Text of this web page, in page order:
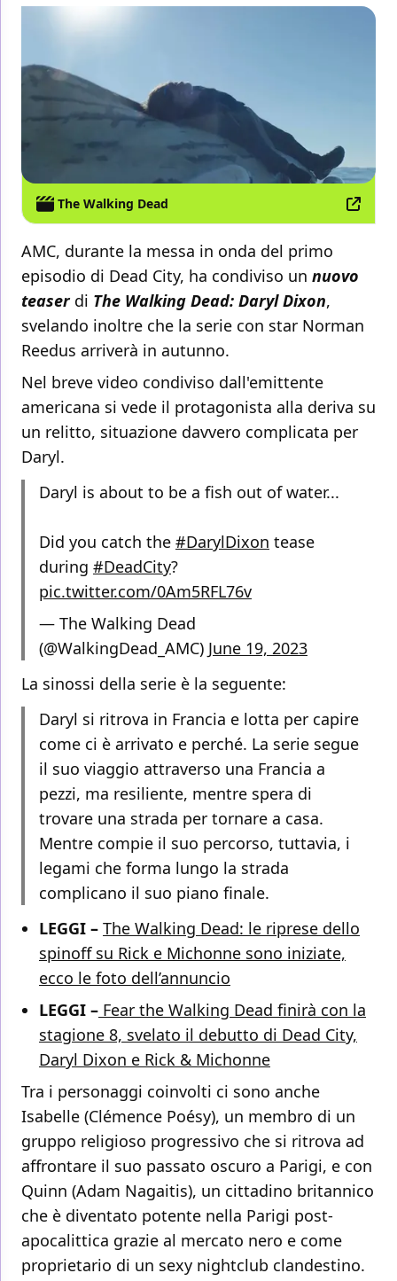
The Walking Dead
AMC, durante la messa in onda del primo
episodio di Dead City, ha condiviso un nuovo
teaserdi The Walking Dead: Daryl Dixon,
svelando inoltre che la serie con star Norman
Reedus arriverà in autunno.
Nel breve video condiviso dall'emittente
americana si vede il protagonista alla deriva su
un relitto, situazione davvero complicata per
Daryl.
Daryl is about to be a fish out of water...
Did you catch the #DarylDixon tease
during #DeadCity?
pic.twitter.com/0Am5RFL76v
— The Walking Dead
(@WalkingDead_AMC) June 19, 2023
La sinossi della serie è la seguente:
Daryl si ritrova in Francia e lotta per capire
come ci è arrivato e perché. La serie segue
il suo viaggio attraverso una Francia a
pezzi, ma resiliente, mentre spera di
trovare una strada per tornare a casa.
Mentre compie il suo percorso, tuttavia, i
legami che forma lungo la strada
complicano il suo piano finale.
LEGGI – The Walking Dead: le riprese dello
spinoff su Rick e Michonne sono iniziate,
ecco le foto dell’annuncio
LEGGI – Fear the Walking Dead finirà con la
stagione 8, svelato il debutto di Dead City,
Daryl Dixon e Rick & Michonne
Tra i personaggi coinvolti ci sono anche
Isabelle (Clémence Poésy), un membro di un
gruppo religioso progressivo che si ritrova ad
affrontare il suo passato oscuro a Parigi, e con
Quinn (Adam Nagaitis), un cittadino britannico
che è diventato potente nella Parigi post-
apocalittica grazie al mercato nero e come
proprietario di un sexy nightclub clandestino.